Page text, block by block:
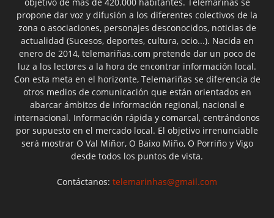
propone dar voz y difusión a los diferentes colectivos de la
zona o asociaciones, personajes desconocidos, noticias de
actualidad (Sucesos, deportes, cultura, ocio...). Nacida en
enero de 2014, telemariñas.com pretende dar un poco de
luz a los lectores a la hora de encontrar información local.
Con esta meta en el horizonte, Telemariñas se diferencia de
otros medios de comunicación que están orientados en
abarcar ámbitos de información regional, nacional e
internacional. Información rápida y comarcal, centrándonos
por supuesto en el mercado local. El objetivo irrenunciable
será mostrar O Val Miñor, O Baixo Miño, O Porriño y Vigo
desde todos los puntos de vista.
Contáctanos: telemarinhas@gmail.com